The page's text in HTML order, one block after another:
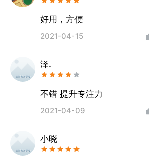
好用，方便
2021-04-15
泽.
不错 提升专注力
2021-04-09
小晓